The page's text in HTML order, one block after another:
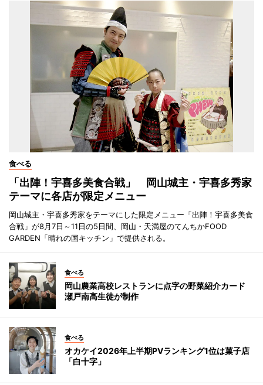
食べる
「出陣！宇喜多美食合戦」 岡山城主・宇喜多秀家
テーマに各店が限定メニュー
岡山城主・宇喜多秀家をテーマにした限定メニュー「出陣！宇喜多美食
合戦」が8月7日～11日の5日間、岡山・天満屋のてんちかFOOD
GARDEN「晴れの国キッチン」で提供される。
食べる
岡山農業高校レストランに点字の野菜紹介カード
瀬戸南高生徒が制作
食べる
オカケイ2026年上半期PVランキング1位は菓子店
「白十字」